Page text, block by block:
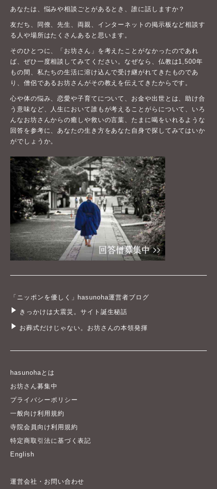
あなたは、悩みや相談ごとがあるとき、誰に話しますか？
友だち、同僚、先生、両親、インターネットの掲示板など相談す
る人や場所はたくさんあると思います。
そのひとつに、「お坊さん」を考えたことがなかったのであれ
ば、ぜひ一度相談してみてください。なぜなら、仏教は1,500年
もの間、私たちの生活に溶け込んで受け継がれてきたものであ
り、僧侶であるお坊さんがその教えを伝えてきたからです。
心や体の悩み、恋愛や子育てについて、お金や出世とは、助け合
う意味など、人生において誰もが考えることがらについて、いろ
んなお坊さんからの癒しや救いの言葉、たまに喝をいれるような
回答を参考に、あなたの生き方をあなた自身で探してみてはいか
がでしょうか。
「ニッポンを優しく」hasunoha運営者ブログ
きっかけは大震災。サイト誕生秘話
お葬式だけじゃない。お坊さんの本領発揮
hasunohaとは
お坊さん募集中
プライバシーポリシー
一般向け利用規約
寺院会員向け利用規約
特定商取引法に基づく表記
English
運営会社・お問い合わせ